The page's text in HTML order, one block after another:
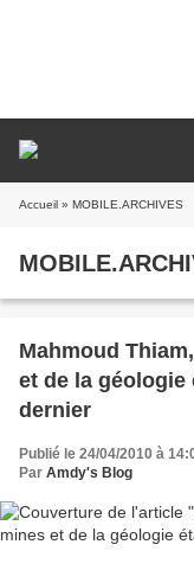
Accueil » MOBILE.ARCHIVES
Mahmoud
et de la géologie
dernier
Publié le 24/04/2010 à
Par Amdy's Blog